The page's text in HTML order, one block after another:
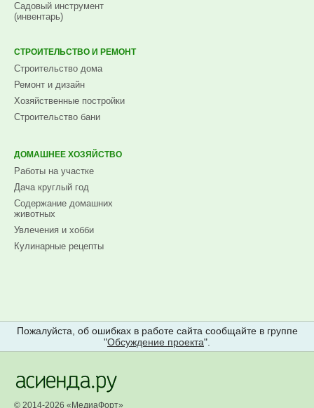
Садовый инструмент
(инвентарь)
СТРОИТЕЛЬСТВО И РЕМОНТ
Строительство дома
Ремонт и дизайн
Хозяйственные постройки
Строительство бани
ДОМАШНЕЕ ХОЗЯЙСТВО
Работы на участке
Дача круглый год
Содержание домашних
животных
Увлечения и хобби
Кулинарные рецепты
Пожалуйста, об ошибках в работе сайта сообщайте в группе
"Обсуждение проекта".
© 2014-2026 « МедиаФорт»